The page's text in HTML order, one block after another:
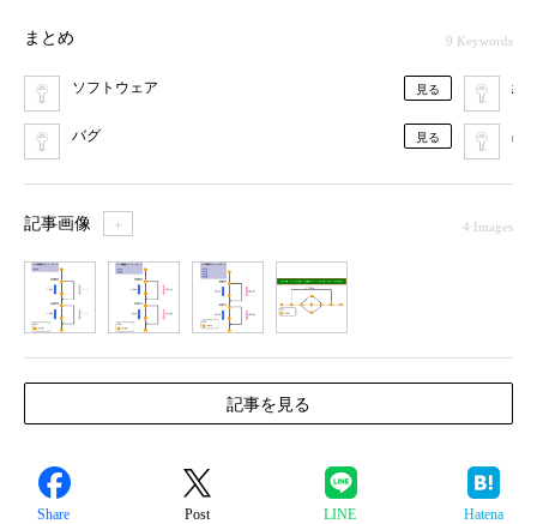
まとめ 9 Keywords
ソフトウェア 見る
バグ 見る
組
品
記事画像 ＋ 4 Images
記事を見る
Share Post LINE Hatena